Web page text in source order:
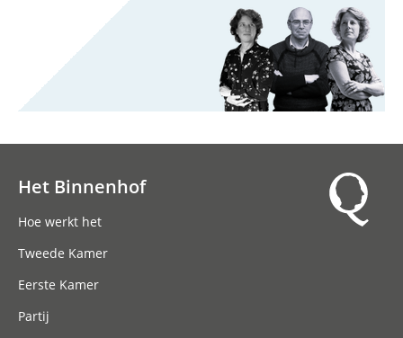
Het Binnenhof
Hoe werkt het
Tweede Kamer
Eerste Kamer
Partij